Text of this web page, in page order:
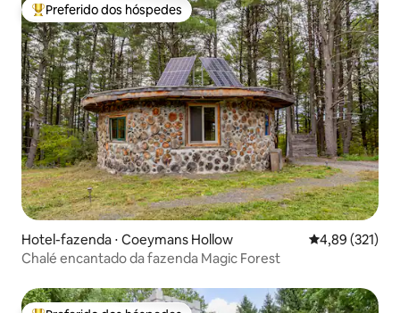
Entre os melhores preferidos dos hóspedes
Preferido dos hóspedes
Hotel-fazenda ⋅ Coeymans Hollow 4,89 de uma
4,89 (321)
Chalé encantado da fazenda Magic Forest